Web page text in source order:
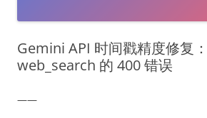
Gemini API 时间戳精度修复
web_search 的 400 错误
——